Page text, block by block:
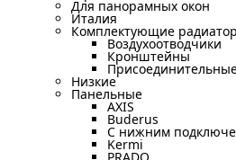
Для панорамных окон
Италия
Комплектующие
Воздухоотводчики
Кронштейны
Низкие
Панельные
AXIS
Buderus
C нижним
Kermi
Для панорамных окон
Италия
Комплектующие
Воздухоотводчики
Кронштейны
Низкие
Панельные
AXIS
Buderus
C нижним
Kermi